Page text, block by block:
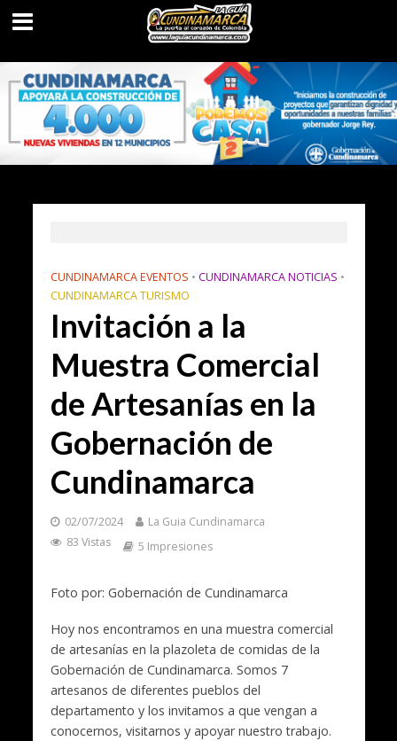
CUNDINAMARCA EVENTOS • CUNDINAMARCA NOTICIAS •
CUNDINAMARCA TURISMO
Invitación a la
Muestra Comercial
de Artesanías en la
Gobernación de
Cundinamarca
02/07/2024
La Guia Cundinamarca
83 Vistas
5 Impresiones
Foto por: Gobernación de Cundinamarca
Hoy nos encontramos en una muestra comercial
de artesanías en la plazoleta de comidas de la
Gobernación de Cundinamarca. Somos 7
artesanos de diferentes pueblos del
departamento y los invitamos a que vengan a
conocernos, visitarnos y apoyar nuestro trabajo.